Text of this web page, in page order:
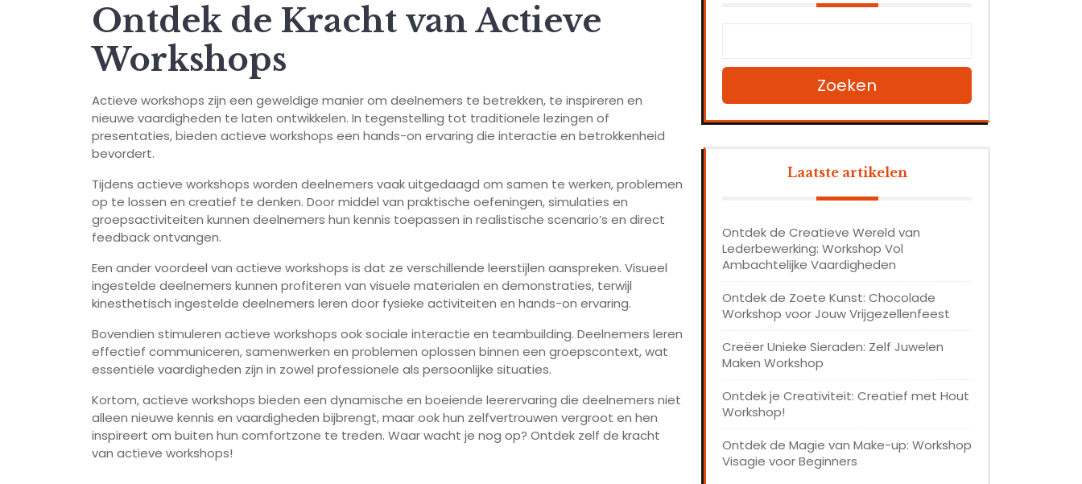
Ontdek de Kracht van Actieve
Workshops
Actieve workshops zijn een geweldige manier om deelnemers te betrekken, te inspireren en
nieuwe vaardigheden te laten ontwikkelen. In tegenstelling tot traditionele lezingen of
presentaties, bieden actieve workshops een hands-on ervaring die interactie en betrokkenheid
bevordert.
Tijdens actieve workshops worden deelnemers vaak uitgedaagd om samen te werken, problemen
op te lossen en creatief te denken. Door middel van praktische oefeningen, simulaties en
groepsactiviteiten kunnen deelnemers hun kennis toepassen in realistische scenario’s en direct
feedback ontvangen.
Een ander voordeel van actieve workshops is dat ze verschillende leerstijlen aanspreken. Visueel
ingestelde deelnemers kunnen profiteren van visuele materialen en demonstraties, terwijl
kinesthetisch ingestelde deelnemers leren door fysieke activiteiten en hands-on ervaring.
Bovendien stimuleren actieve workshops ook sociale interactie en teambuilding. Deelnemers leren
effectief communiceren, samenwerken en problemen oplossen binnen een groepscontext, wat
essentiële vaardigheden zijn in zowel professionele als persoonlijke situaties.
Kortom, actieve workshops bieden een dynamische en boeiende leerervaring die deelnemers niet
alleen nieuwe kennis en vaardigheden bijbrengt, maar ook hun zelfvertrouwen vergroot en hen
inspireert om buiten hun comfortzone te treden. Waar wacht je nog op? Ontdek zelf de kracht
van actieve workshops!
Zoeken
Laatste artikelen
Ontdek de Creatieve Wereld van
Lederbewerking: Workshop Vol
Ambachtelijke Vaardigheden
Ontdek de Zoete Kunst: Chocolade
Workshop voor Jouw Vrijgezellenfeest
Creëer Unieke Sieraden: Zelf Juwelen
Maken Workshop
Ontdek je Creativiteit: Creatief met Hout
Workshop!
Ontdek de Magie van Make-up: Workshop
Visagie voor Beginners